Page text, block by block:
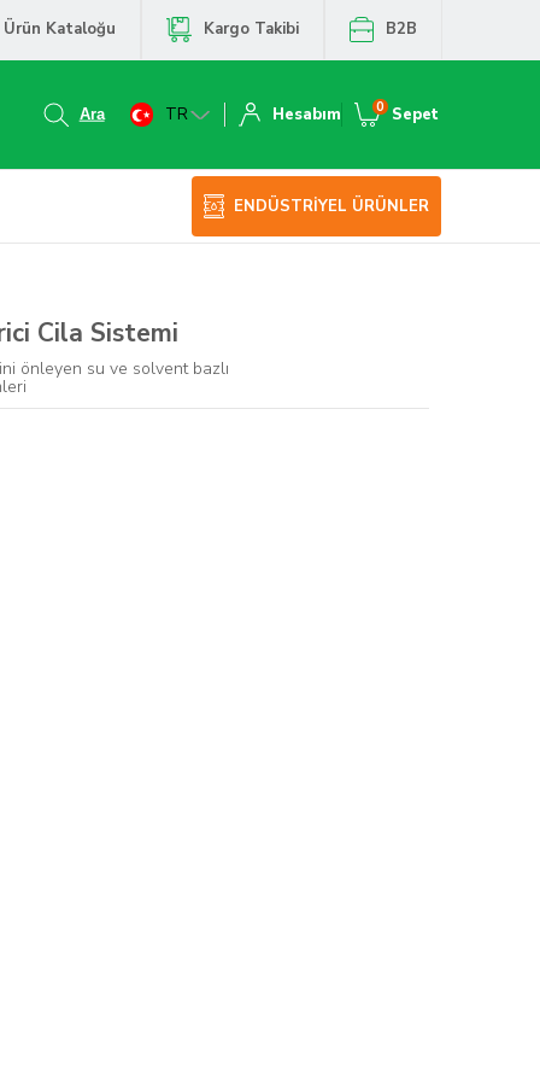
Ürün Kataloğu Kargo Takibi B2B
TR Hesabım Sepet
0
ENDÜSTRİYEL ÜRÜNLER
Cila Sistemi
önleyen su ve solvent bazlı